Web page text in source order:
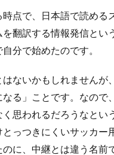
点で、日本語で読める
翻訳する情報発信と
分で始めたのです。
ないかもしれませんが
る」ことです。なの
思われるだろうなと
っつきにくいサッカ
に、中継とは違う名